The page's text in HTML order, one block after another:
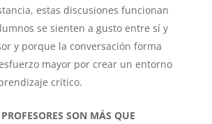
estas discusiones funcionan
se sienten a gusto entre sí y
y porque la conversación forma
mayor por crear un entorno
crítico.
SON MÁS QUE